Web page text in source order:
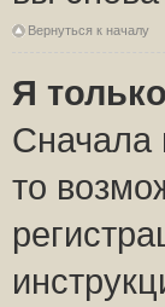
Вернуться к началу
Я
Сначала
то